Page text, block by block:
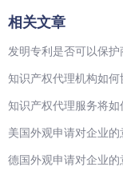
相关文章
发明专利是否可以保护
知识产权代理机构如
知识产权代理服务将如
美国外观申请对企业的
德国外观申请对企业的